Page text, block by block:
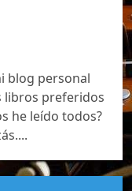
blog personal
libros preferidos
he leído todos?